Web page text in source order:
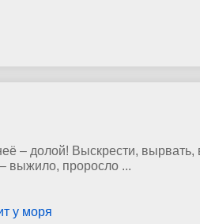
– долой! Выскрести, вырвать,
выжило, проросло ...
у моря